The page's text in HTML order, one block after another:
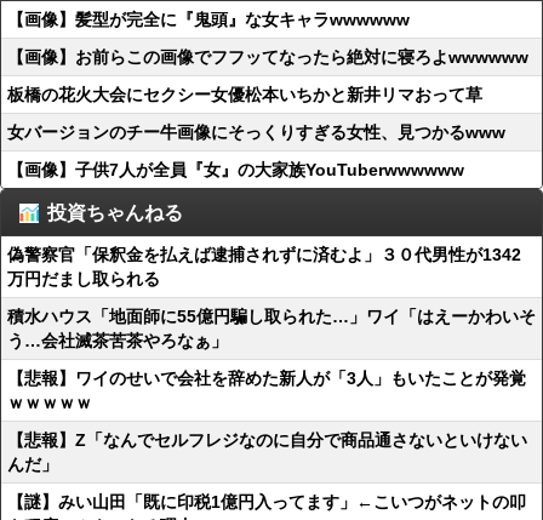
【画像】髪型が完全に『鬼頭』な女キャラwwwwww
【画像】お前らこの画像でフフッてなったら絶対に寝ろよwwwwww
板橋の花火大会にセクシー女優松本いちかと新井リマおって草
女バージョンのチー牛画像にそっくりすぎる女性、見つかるwww
【画像】子供7人が全員『女』の大家族YouTuberwwwwww
投資ちゃんねる
偽警察官「保釈金を払えば逮捕されずに済むよ」３０代男性が1342
万円だまし取られる
積水ハウス「地面師に55億円騙し取られた…」ワイ「はえーかわいそ
う…会社滅茶苦茶やろなぁ」
【悲報】ワイのせいで会社を辞めた新人が「3人」もいたことが発覚
ｗｗｗｗｗ
【悲報】Z「なんでセルフレジなのに自分で商品通さないといけない
んだ」
【謎】みい山田「既に印税1億円入ってます」←こいつがネットの叩